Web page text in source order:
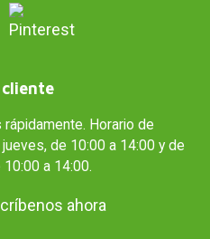
Horario de
de 10:00 a 14:00 y de
a 14:00.
ahora